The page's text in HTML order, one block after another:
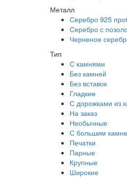
Металл
Серебро 925
Серебро с
Черненое
Тип
С камнями
Без камней
Без вставок
Гладкие
С дорожками из
На заказ
Необычные
С большим
Печатки
Парные
Крупные
Широкие